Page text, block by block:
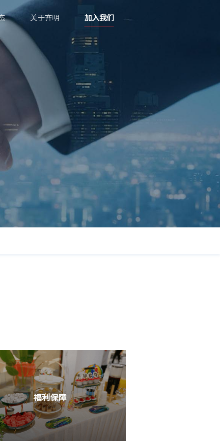
关于齐明 加入我们
福利保障
、年度体检等各类福利保障应有尽有；周末双
病假年假等福利休假一应俱全。